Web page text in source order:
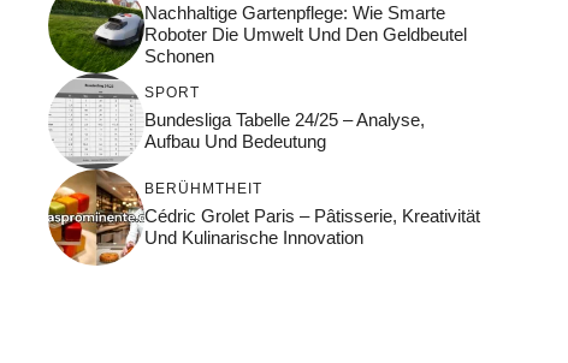
Nachhaltige Gartenpflege: Wie Smarte
Roboter Die Umwelt Und Den Geldbeutel
Schonen
SPORT
Bundesliga Tabelle 24/25 – Analyse,
Aufbau Und Bedeutung
BERÜHMTHEIT
Cédric Grolet Paris – Pâtisserie, Kreativität
Und Kulinarische Innovation